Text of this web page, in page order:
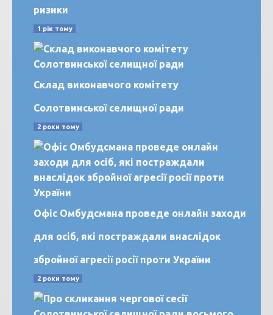
ризики
1 рік тому
Склад виконавчого комітету
Солотвинської селищної ради
2 роки тому
Офіс Омбудсмана проведе онлайн заходи
для осіб, які постраждали внаслідок
збройної агресії росії проти України
2 роки тому